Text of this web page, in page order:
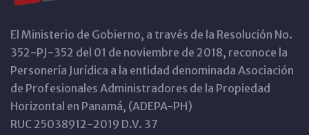
El Ministerio de Gobierno, a través de la Resolución No.
352-PJ-352 del 01 de noviembre de 2018, reconoce la
Personería Jurídica a la entidad denominada Asociación
de Profesionales Administradores de la Propiedad
Horizontal en Panamá, (ADEPA-PH)
RUC 25038912-2019 D.V. 37